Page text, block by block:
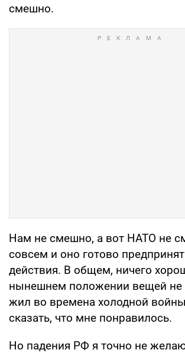
смешно.
Нам не смешно, а вот НАТО не
совсем и оно готово
действия. В общем, ничего
нынешнем положении вещей не
жил во времена холодной
сказать, что мне понравилось.
Но падения РФ я точно не